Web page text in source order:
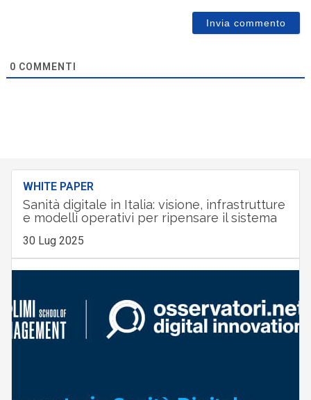
0 COMMENTI
WHITE PAPER
Sanità digitale in Italia: visione, infrastrutture
e modelli operativi per ripensare il sistema
30 Lug 2025